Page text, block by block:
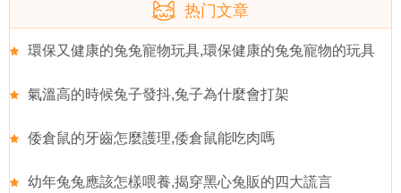
热门文章
環保又健康的兔兔寵物玩具,環保健康的兔兔寵物的玩具
氣溫高的時候兔子發抖,兔子為什麼會打架
倭倉鼠的牙齒怎麼護理,倭倉鼠能吃肉嗎
幼年兔兔應該怎樣喂養,揭穿黑心兔販的四大謊言